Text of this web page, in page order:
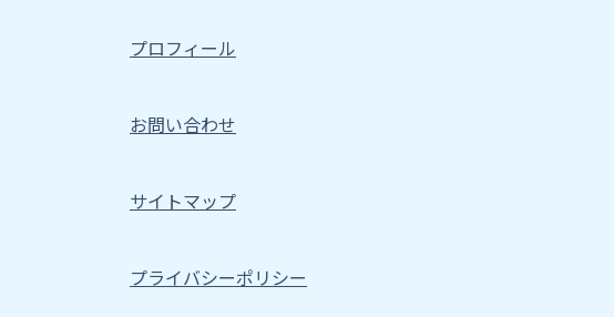
プロフィール
お問い合わせ
サイトマップ
プライバシーポリシー